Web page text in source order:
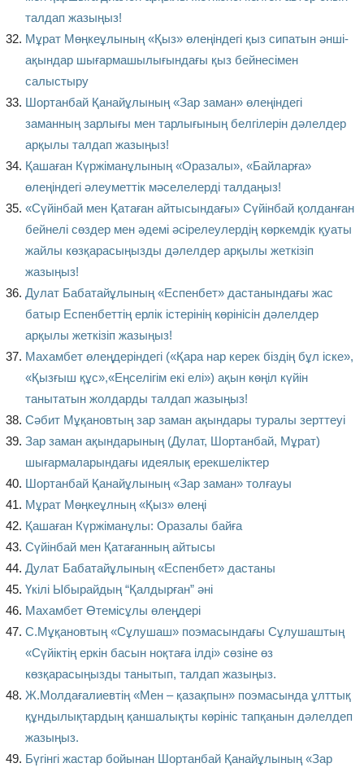
талдап жазыңыз!
Мұрат Мөңкеұлының «Қыз» өлеңіндегі қыз сипатын әнші-
ақындар шығармашылығындағы қыз бейнесімен
салыстыру
Шортанбай Қанайұлының «Зар заман» өлеңіндегі
заманның зарлығы мен тарлығының белгілерін дәлелдер
арқылы талдап жазыңыз!
Қашаған Күржіманұлының «Оразалы», «Байларға»
өлеңіндегі әлеуметтік мәселелерді талдаңыз!
«Сүйінбай мен Қатаған айтысындағы» Сүйінбай қолданған
бейнелі сөздер мен әдемі әсірелеулердің көркемдік қуаты
жайлы көзқарасыңызды дәлелдер арқылы жеткізіп
жазыңыз!
Дулат Бабатайұлының «Еспенбет» дастанындағы жас
батыр Еспенбеттің ерлік істерінің көрінісін дәлелдер
арқылы жеткізіп жазыңыз!
Махамбет өлеңдеріндегі («Қара нар керек біздің бұл іске»,
«Қызғыш құс»,«Еңселігім екі елі») ақын көңіл күйін
танытатын жолдарды талдап жазыңыз!
Сәбит Мұқановтың зар заман ақындары туралы зерттеуі
Зар заман ақындарының (Дулат, Шортанбай, Мұрат)
шығармаларындағы идеялық ерекшеліктер
Шортанбай Қанайұлының «Зар заман» толғауы
Мұрат Мөңкеұлның «Қыз» өлеңі
Қашаған Күржіманұлы: Оразалы байға
Сүйінбай мен Қатағанның айтысы
Дулат Бабатайұлының «Еспенбет» дастаны
Үкілі Ыбырайдың “Қалдырған” әні
Махамбет Өтемісұлы өлеңдері
С.Мұқановтың «Сұлушаш» поэмасындағы Сұлушаштың
«Сүйіктің еркін басын ноқтаға ілді» сөзіне өз
көзқарасыңызды танытып, талдап жазыңыз.
Ж.Молдағалиевтің «Мен – қазақпын» поэмасында ұлттық
құндылықтардың қаншалықты көрініс тапқанын дәлелдеп
жазыңыз.
Бүгінгі жастар бойынан Шортанбай Қанайұлының «Зар